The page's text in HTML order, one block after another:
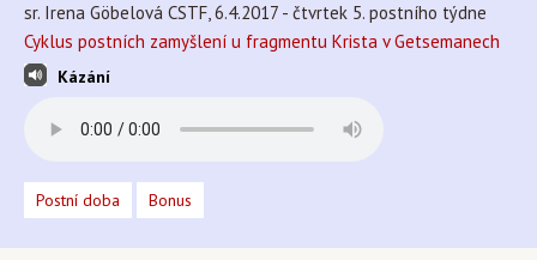
sr. Irena Göbelová CSTF, 6.4.2017 - čtvrtek 5. postního týdne
Cyklus postních zamyšlení u fragmentu Krista v Getsemanech
Kázání
Postní doba Bonus